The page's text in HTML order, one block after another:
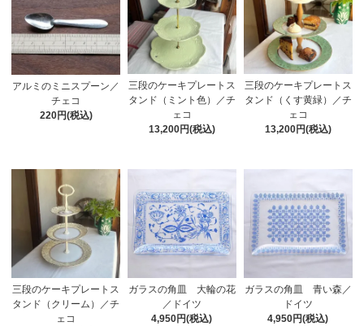
アルミのミニスプーン／
チェコ
220円(税込)
三段のケーキプレートス
タンド（ミント色）／チ
ェコ
13,200円(税込)
三段のケーキプレートス
タンド（くす黄緑）／チ
ェコ
13,200円(税込)
三段のケーキプレートス
タンド（クリーム）／チ
ェコ
ガラスの角皿 大輪の花
／ドイツ
4,950円(税込)
ガラスの角皿 青い森／
ドイツ
4,950円(税込)